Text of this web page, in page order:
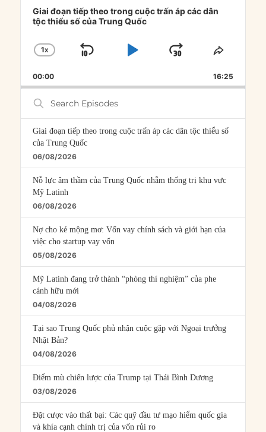
Player
Giai đoạn tiếp theo trong cuộc trấn áp các dân
tộc thiểu số của Trung Quốc
CHANGE
RATE
1X
SKIP
PLAYJUMP
FORWARD
SHARE
00:00 16:25
Search
Episodes
Giai đoạn tiếp theo trong cuộc trấn áp các dân tộc thiểu số
của Trung Quốc
06/08/2026
Nỗ lực âm thầm của Trung Quốc nhằm thống trị khu vực
Mỹ Latinh
06/08/2026
Nợ cho kẻ mộng mơ: Vốn vay chính sách và giới hạn của
việc cho startup vay vốn
05/08/2026
Mỹ Latinh đang trở thành “phòng thí nghiệm” của phe
cánh hữu mới
04/08/2026
Tại sao Trung Quốc phủ nhận cuộc gặp với Ngoại trưởng
Nhật Bản?
04/08/2026
Điểm mù chiến lược của Trump tại Thái Bình Dương
03/08/2026
Đặt cược vào thất bại: Các quỹ đầu tư mạo hiểm quốc gia
và khía cạnh chính trị của vốn rủi ro